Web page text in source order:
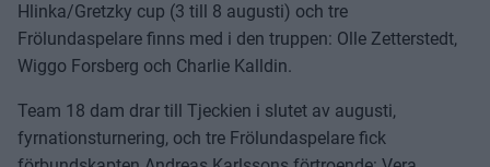
Hlinka/Gretzky cup (3 till 8 augusti) och tre
Frölundaspelare finns med i den truppen: Olle Zetterstedt,
Wiggo Forsberg och Charlie Kalldin.
Team 18 dam drar till Tjeckien i slutet av augusti,
fyrnationsturnering, och tre Frölundaspelare fick